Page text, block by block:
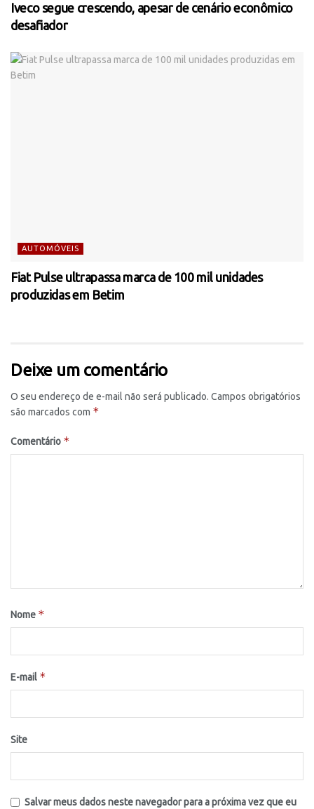
Iveco segue crescendo, apesar de cenário econômico
desafiador
AUTOMÓVEIS
Fiat Pulse ultrapassa marca de 100 mil unidades
produzidas em Betim
Deixe um comentário
O seu endereço de e-mail não será publicado. Campos obrigatórios
são marcados com *
Comentário *
Nome *
E-mail *
Site
Salvar meus dados neste navegador para a próxima vez que eu